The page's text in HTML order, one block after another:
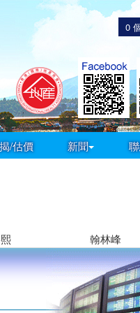
0
/估價 新聞
翰林峰